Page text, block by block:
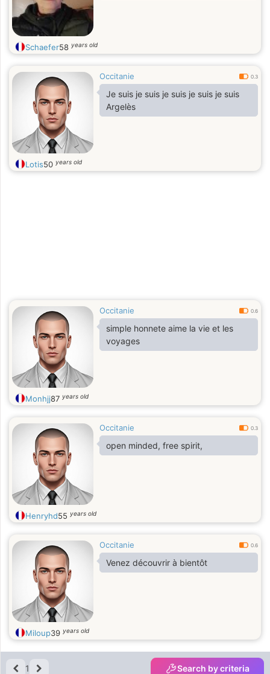
Schaefer58 years old
Occitanie 0.3
Je suis je suis je suis je suis je suis
Argelès
Lotis50 years old
Occitanie 0.6
simple honnete aime la vie et les
voyages
Monhjj87 years old
Occitanie 0.3
open minded, free spirit,
Henryhd55 years old
Occitanie 0.6
Venez découvrir à bientôt
Miloup39 years old
1 Search by criteria